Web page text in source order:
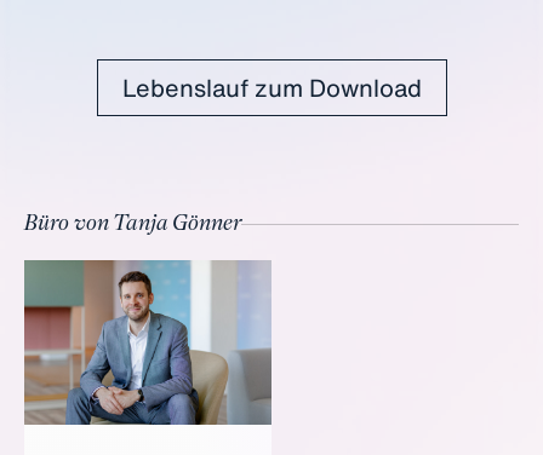
Lebenslauf zum Download
Büro von Tanja Gönner